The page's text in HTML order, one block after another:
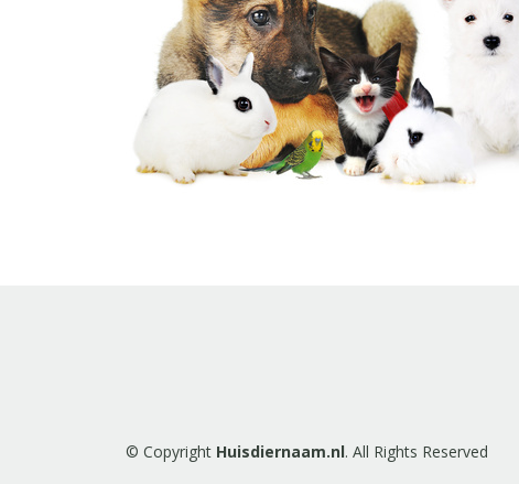
© Copyright Huisdiernaam.nl. All Rights Reserved